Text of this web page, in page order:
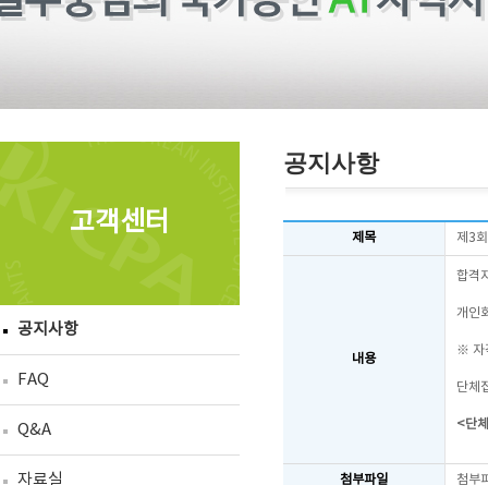
고객센터
공지사항
FAQ
Q&A
자료실
공지사항
제목 제3
내용
합격
개인
※ 자
단체
<단
첨부파일 첨부